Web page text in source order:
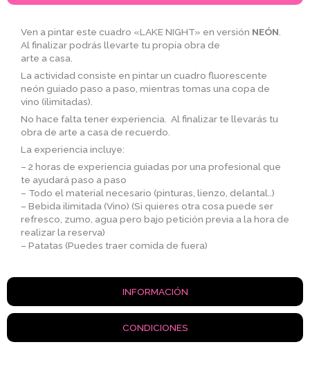
INFORMACIÓN
CONDICIONES
Ven a pintar este cuadro «LAKE NIGHT» en versión NEÓN
Al finalizar podrás llevarte tu propia obra de
arte a casa.
La actividad consiste en pintar un cuadro fluorescente
neón guiado paso a paso, mientras tomas una copa de
vino (ilimitadas).
No hace falta tener experiencia. Al finalizar te llevarás tu
obra de arte a casa de recuerdo.
La experiencia incluye:
– 2 horas de experiencia guiadas por una profesional que
te ayudará paso a paso
– Todo el material necesario (pinturas, lienzo, delantal..)
– Bebida ilimitada (Vino) (Si quieres otra cosa puede ser
refresco, zumo, agua pero bajo petición previa a la hora de
realizar la reserva)
– Patatas (Puedes traer comida de fuera)